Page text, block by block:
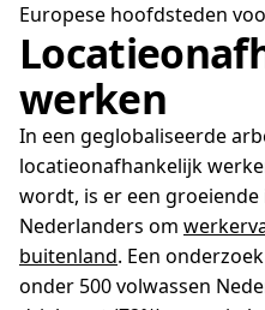
Europese hoofdsteden
werken
In een geglobaliseerde
locatieonafhankelijk
wordt, is er een
Nederlanders om
buitenland. Een
onder 500 volwassen